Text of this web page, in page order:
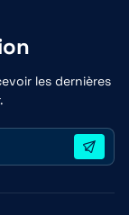
les dernières